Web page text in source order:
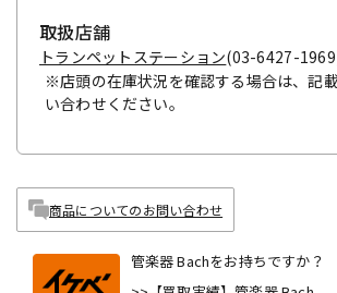
取扱店舗
トランペットステーション(03-6427-
※店頭の在庫状況を確認する場合は、記
い合わせください。
商品についてのお問い合わせ
管楽器 Bachをお持ちですか？